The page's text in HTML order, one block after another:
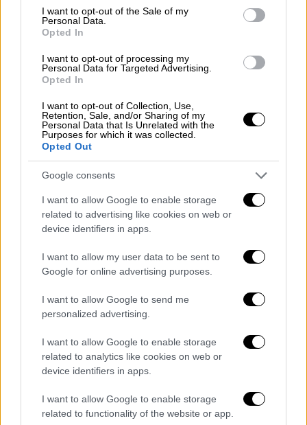
consent section.
I want to opt-out of the Sale of my
Personal Data.
Opted In
I want to opt-out of processing my
Personal Data for Targeted Advertising.
Opted In
I want to opt-out of Collection, Use,
Retention, Sale, and/or Sharing of my
Personal Data that Is Unrelated with the
Purposes for which it was collected.
Opted Out
Google consents
I want to allow Google to enable storage
related to advertising like cookies on web or
device identifiers in apps.
I want to allow my user data to be sent to
Google for online advertising purposes.
I want to allow Google to send me
personalized advertising.
I want to allow Google to enable storage
related to analytics like cookies on web or
device identifiers in apps.
I want to allow Google to enable storage
related to functionality of the website or app.
Ο κολοσσός της αεροναυπηγικής υπέγραψε
το 2018 μια σύμβαση
Λευκό Οίκο δύο αεροσκάφη 747-8, ειδικά
σχεδιασμένα, έναντι 3,9 δισεκ. δολαρίων.
να γίνει πριν από τα τέλη του 2024. Όμως οι
τροποποιήσεις που ζητήθηκαν κατά την
πρώτη θητεία του
υπεργολάβου, η πανδημία της Covid-19 και τα
προβλήματα ανεφοδιασμού που
ακολούθησαν, άλλαξαν το χρονοδιάγραμμα.
Σήμερα, το πρώτο αεροπλάνο προβλέπεται
να τεθεί στην υπηρεσία των Αμερικανών
προέδρων το 2027 και το δεύτερο την
επόμενη χρονιά.
Ο επικεφαλής της Boeing Κέλι Όρτμπεργκ
είπε στα τέλη Ιανουαρίου ότι ο
το αεροπλάνο «πιο σύντομα» και ότι ο ίδιος
συζητά με τον στενό συνεργάτη του
προέδρου, τονΈλον Μασκ
βελτιωθεί το πρόγραμμα παράδοσης του